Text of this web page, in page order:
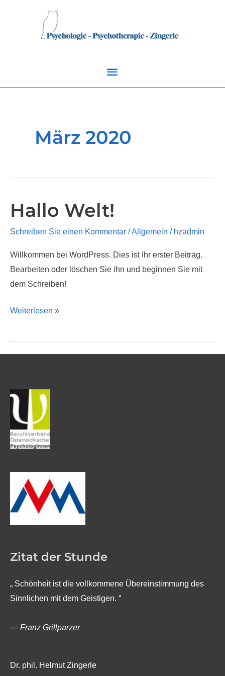
März 2020
Hallo Welt!
Schreiben Sie einen Kommentar /Allgemein / hzadmin
Willkommen bei WordPress. Dies ist Ihr erster Beitrag.
Bearbeiten oder löschen Sie ihn und beginnen Sie mit
dem Schreiben!
Hallo
Welt!
Weiterlesen »
Zitat der Stunde
„ Schönheit ist die vollkommene Übereinstimmung des
Sinnlichen mit dem Geistigen. “
— Franz Grillparzer
Dr. phil. Helmut Zingerle